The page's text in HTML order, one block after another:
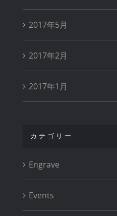
2017年5月
2017年2月
2017年1月
カテゴリー
Engrave
Events